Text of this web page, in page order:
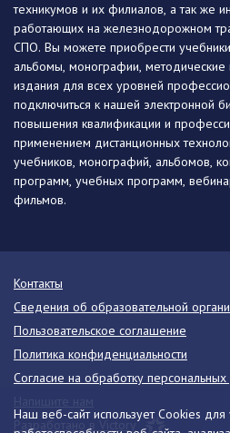
Наш веб-сайт использует Cookies
техникумов и их филиалов, а так же
работающих на железнодорожном
СПО. Вы можете приобрести
альбомы, монографии, методические
издания для всех уровней
подключиться к нашей электронной
повышения квалификации и
применением дистанционных
учебников, монографий, альбомов,
программ, учебных программ,
фильмов.
Контакты
Сведения об образовательной
Пользовательское соглашение
Политика конфиденциальности
Согласие на обработку
Разработано в Victory